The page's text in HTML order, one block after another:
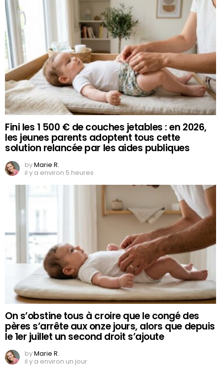
Fini les 1 500 € de couches jetables : en 2026,
les jeunes parents adoptent tous cette
solution relancée par les aides publiques
byMarie R.
il y a environ 5 heures
On s’obstine tous à croire que le congé des
pères s’arrête aux onze jours, alors que depuis
le 1er juillet un second droit s’ajoute
byMarie R.
il y a environ un jour